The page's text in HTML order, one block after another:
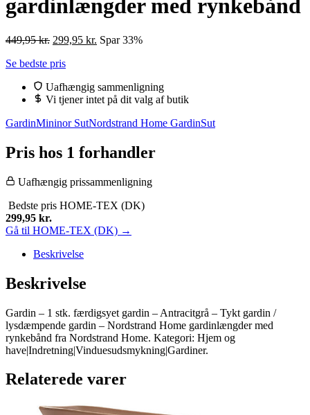
gardinlængder med rynkebånd
449,95kr. Den
pris
449,95 kr..
299,95 kr. Den
299,95 kr..
Spar 33%
Se bedste pris
Uafhængig sammenligning
Vi tjener intet på dit valg af butik
GardinMininor SutNordstrand Home GardinSut
Pris hos 1 forhandler
Uafhængig prissammenligning
Bedste pris HOME-TEX (DK)
299,95 kr.
Gå til HOME-TEX (DK) →
Beskrivelse
Beskrivelse
Gardin – 1 stk. færdigsyet gardin – Antracitgrå – Tykt gardin /
lysdæmpende gardin – Nordstrand Home gardinlængder med
rynkebånd fra Nordstrand Home. Kategori: Hjem og
have|Indretning|Vinduesudsmykning|Gardiner.
Relaterede varer